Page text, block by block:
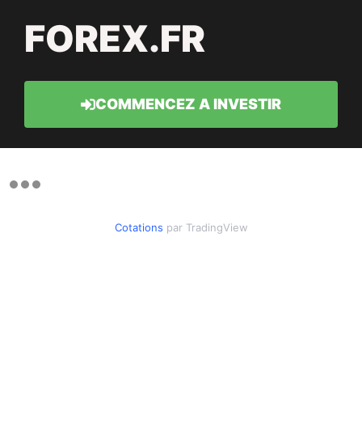
FOREX.FR
COMMENCEZ A INVESTIR
Cotations par TradingView